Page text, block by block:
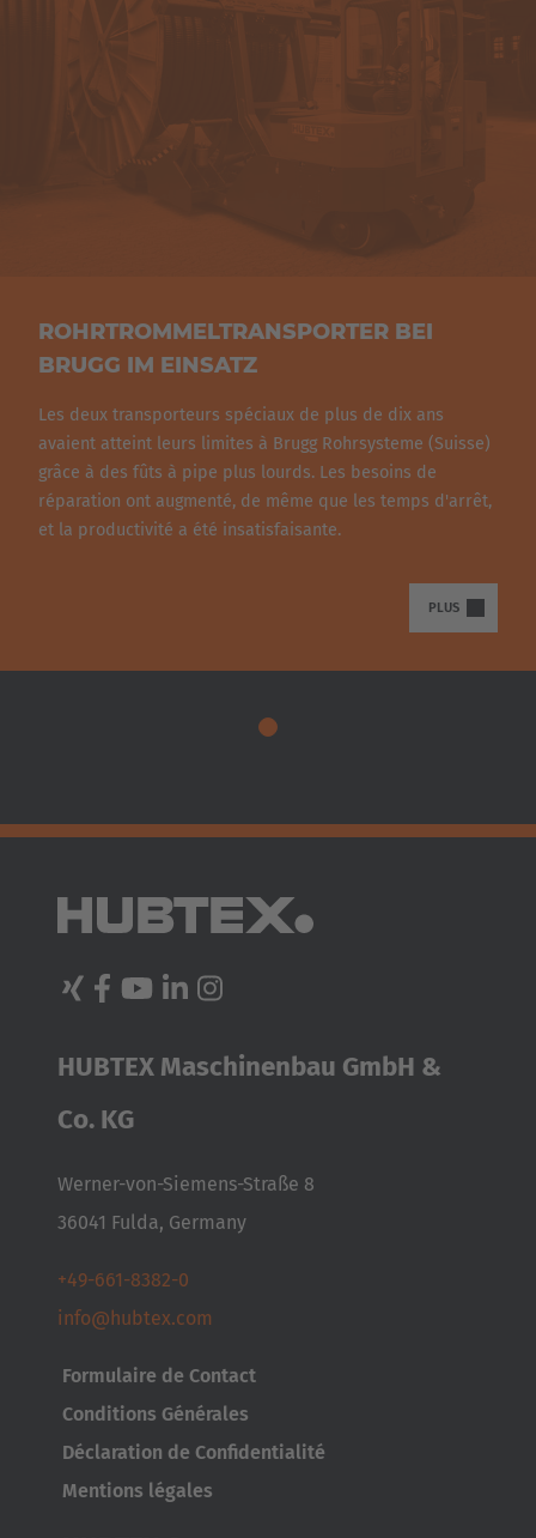
English Neutral
Pour prendre la charge, le dispositif entoure complètement
la bobine, se fixe et la soulève grâce à la levée du châssis.
TRANSPORTEUR DE BOBINES HUBTEX
AVEC FOURREAUX RELEVABLES
Une fois que le véhicule a contourné la bobine, les
ROHRTROMMELTRANSPORTER BEI
BRUGG IM EINSATZ
Les deux transporteurs spéciaux de plus de dix ans
avaient atteint leurs limites à Brugg Rohrsysteme (Suisse)
grâce à des fûts à pipe plus lourds. Les besoins de
réparation ont augmenté, de même que les temps d'arrêt,
et la productivité a été insatisfaisante.
PLUS
HUBTEX Maschinenbau GmbH &
Co. KG
Werner-von-Siemens-Straße 8
36041 Fulda, Germany
+49-661-8382-0
info@hubtex.com
Formulaire de Contact
Conditions Générales
Déclaration de Confidentialité
Mentions légales